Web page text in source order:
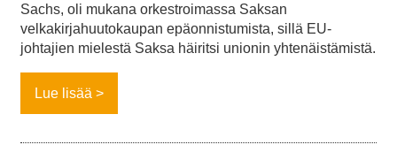
Sachs, oli mukana orkestroimassa Saksan
velkakirjahuutokaupan epäonnistumista, sillä EU-
johtajien mielestä Saksa häiritsi unionin yhtenäistämistä.
Lue lisää